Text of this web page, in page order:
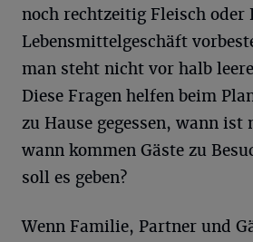
noch rechtzeitig Fleisch oder
Lebensmittelgeschäft
man steht nicht vor halb
Diese Fragen helfen beim
zu Hause gegessen, wann ist
wann kommen Gäste zu
soll es geben?
Wenn Familie, Partner und